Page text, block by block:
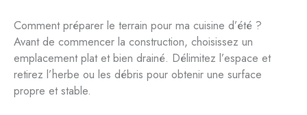
Comment préparer le terrain pour ma cuisine d’été ?
Avant de commencer la construction, choisissez un
emplacement plat et bien drainé. Délimitez l’espace et
retirez l’herbe ou les débris pour obtenir une surface
propre et stable.